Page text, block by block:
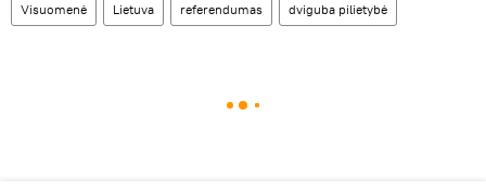
Visuomenė Lietuva referendumas dviguba pilietybė